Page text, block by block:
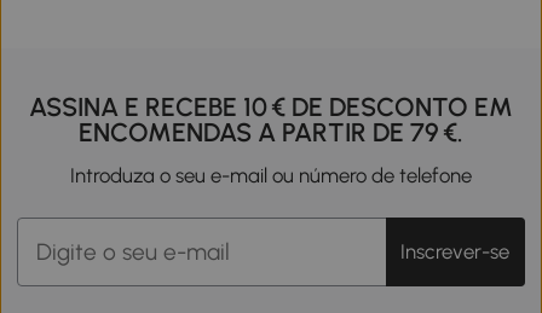
ASSINA E RECEBE 10 € DE DESCONTO EM
ENCOMENDAS A PARTIR DE 79 €.
Introduza o seu e-mail ou número de telefone
Inscrever-se